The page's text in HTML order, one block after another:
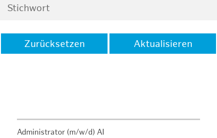
Zurücksetzen Aktualisieren
Administrator (m/w/d) AI